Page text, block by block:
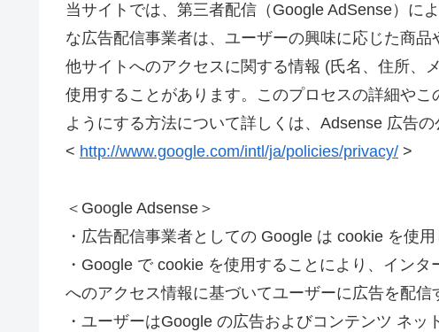
当サイトでは、第三者配信（Google AdSense）に
な広告配信事業者は、ユーザーの興味に応じた商
他サイトへのアクセスに関する情報 (氏名、住所、
使用することがあります。このプロセスの詳細や
ようにする方法について詳しくは、Adsense 広告
< http://www.google.com/intl/ja/policies/privacy/ >
＜Google Adsense＞
・広告配信事業者としての Google は cookie を使
・Google で cookie を使用することにより、イン
へのアクセス情報に基づいてユーザーに広告を配信
・ユーザーはGoogle の広告およびコンテンツ ネ